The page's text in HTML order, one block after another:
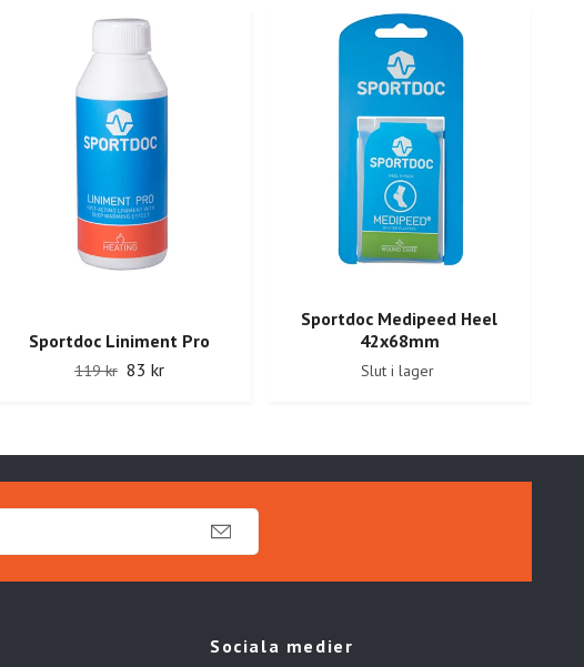
Sportdoc Liniment Pro
119 kr 83 kr
Sportdoc Medipeed Heel
42x68mm
Slut i lager
Sociala medier